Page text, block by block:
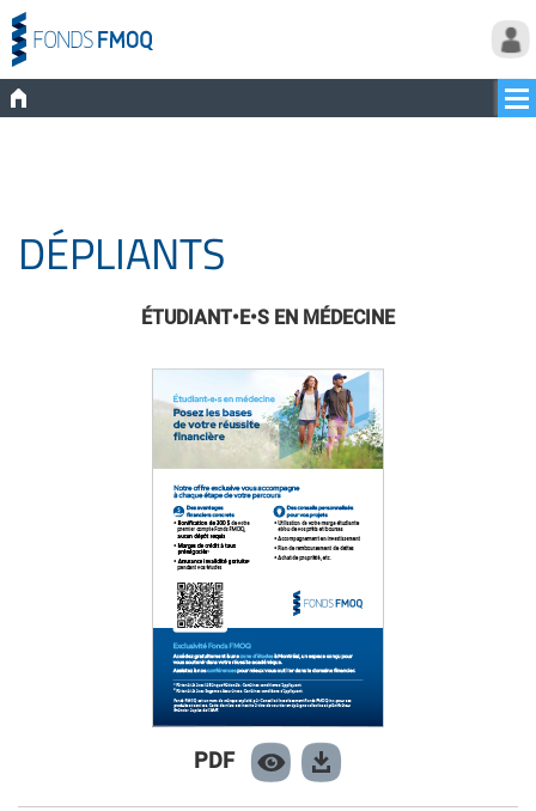
DÉPLIANTS
ÉTUDIANT•E•S EN MÉDECINE
PDF